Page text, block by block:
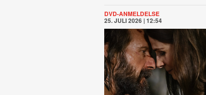
DVD-ANMELDELSE
25. JULI 2026 | 12:54